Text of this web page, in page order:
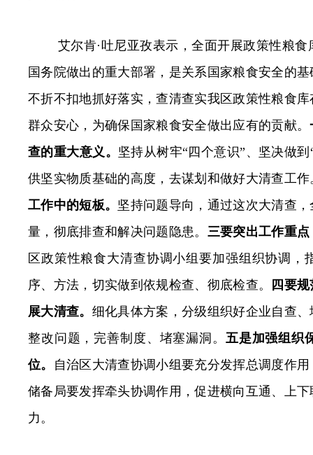
艾尔肯·吐尼亚孜表示，全面开展政策性粮食
国务院做出的重大部署，是关系国家粮食安全的
不折不扣地抓好落实，查清查实我区政策性粮食
群众安心，为确保国家粮食安全做出应有的贡献。
查的重大意义。 坚持从树牢“四个意识”、坚决做
供坚实物质基础的高度，去谋划和做好大清查工作
工作中的短板。 坚持问题导向，通过这次大清查
量，彻底排查和解决问题隐患。 三要突出工作重
区政策性粮食大清查协调小组要加强组织协调，
序、方法，切实做到依规检查、彻底检查。
四要
展大清查。 细化具体方案，分级组织好企业自查
整改问题，完善制度、堵塞漏洞。 五是加强组织
位。
自治区大清查协调小组要充分发挥总调度作
储备局要发挥牵头协调作用，促进横向互通、上
力。